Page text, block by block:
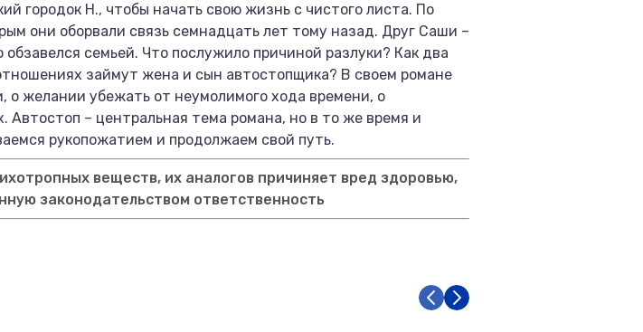
городок Н., чтобы начать свою жизнь с чистого листа. По
они оборвали связь семнадцать лет тому назад. Друг Саши –
семьей. Что послужило причиной разлуки? Как два
займут жена и сын автостопщика? В своем романе
желании убежать от неумолимого хода времени, о
Автостоп – центральная тема романа, но в то же время и
рукопожатием и продолжаем свой путь.
веществ, их аналогов причиняет вред здоровью,
законодательством ответственность